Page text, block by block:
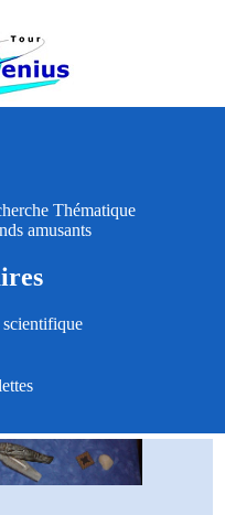
Thématique
amusants